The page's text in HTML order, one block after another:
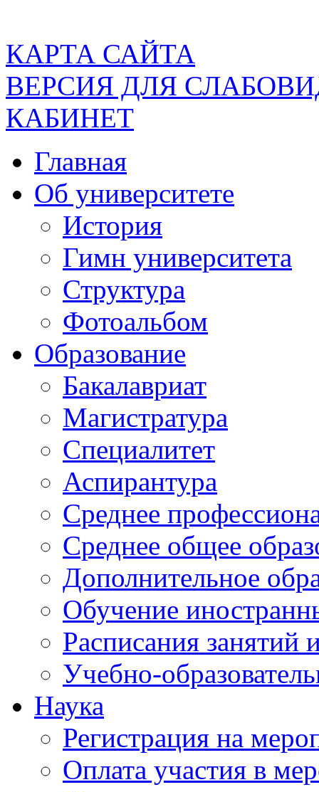
КАРТА САЙТА
ВЕРСИЯ ДЛЯ
КАБИНЕТ
Главная
Об университете
История
Гимн университета
Структура
Фотоальбом
Образование
Бакалавриат
Магистратура
Специалитет
Аспирантура
Среднее
Среднее общее
Дополнительное
Обучение
Расписания занятий
Учебно-
Наука
Регистрация на
Оплата участия в